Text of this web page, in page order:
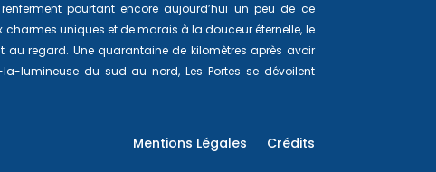
pourtant encore aujourd’hui un peu de ce
charmes uniques et de marais à la douceur éternelle, le
regard. Une quarantaine de kilomètres après avoir
lumineuse du sud au nord, Les Portes se dévoilent
Mentions Légales Crédits